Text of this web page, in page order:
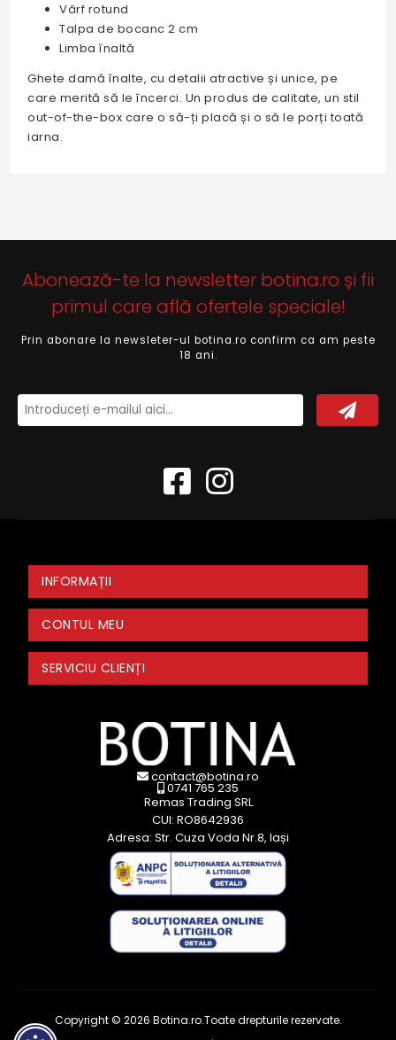
Vârf rotund
Talpa de bocanc 2 cm
Limba înaltă
Ghete damă înalte, cu detalii atractive și unice, pe
care merită să le încerci. Un produs de calitate, un stil
out-of-the-box care o să-ți placă și o să le porți toată
iarna.
Abonează-te la newsletter botina.ro și fii
primul care află ofertele speciale!
Prin abonare la newsleter-ul botina.ro confirm ca am peste
18 ani.
INFORMAȚII
CONTUL MEU
SERVICIU CLIENȚI
contact@botina.ro
0741 765 235
Remas Trading SRL
CUI: RO8642936
Adresa: Str. Cuza Voda Nr.8, Iași
Copyright © 2026 Botina.ro.Toate drepturile rezervate.